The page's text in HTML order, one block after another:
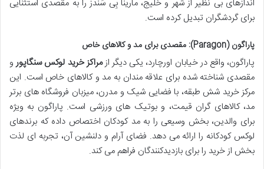
اندازهای بی نظیر از شهر و خلیج، مارینا بِی سَندز را به مقصدی استثنایی
برای گردشگران تبدیل کرده است.
پاراگون (Paragon): مقصدی برای مد و کالاهای خاص
پاراگون، واقع در خیابان اورچارد، یکی دیگر ازمراکز خرید لوکس سنگاپورو
مقصدی شناخته شده برای علاقه مندان به مد و کالاهای خاص است. این
مرکز خرید شش طبقه، با فضایی شیک و مدرن، میزبان فروشگاه های برتر
مد، کالاهای گران قیمت، و بوتیک های ورزشی است. پاراگون به ویژه
برای والدین، بخش وسیعی را به مد کودکان اختصاص داده که برندهای
لوکس کودکانه را ارائه می دهد. فضای آرام و دلنشین آن، تجربه ای لذت
بخش از خرید را برای بازدیدکنندگان فراهم می کند.